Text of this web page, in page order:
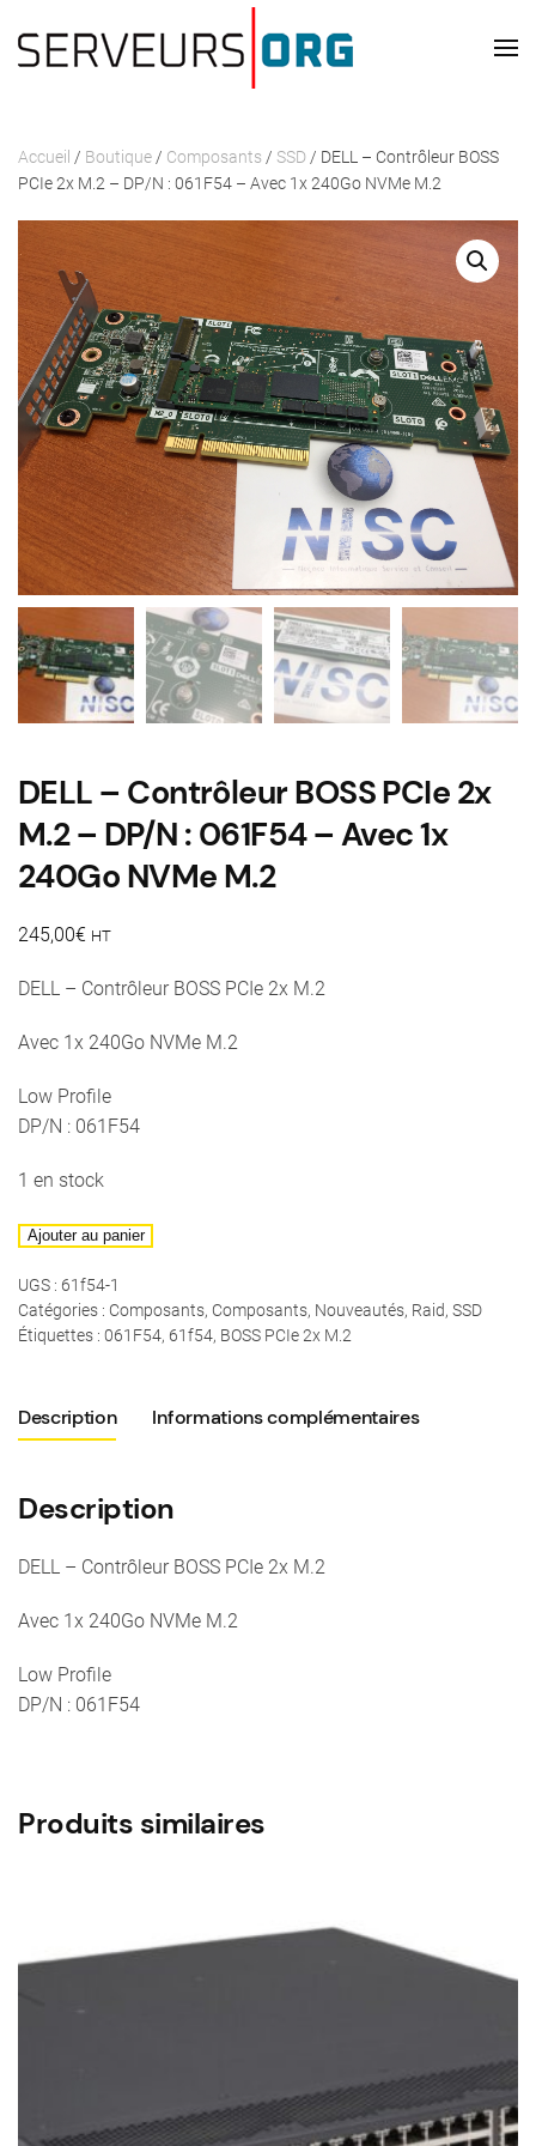
Skip to main content
Accueil / Boutique / Composants / SSD / DELL – Contrôleur BOSS
PCIe 2x M.2 – DP/N : 061F54 – Avec 1x 240Go NVMe M.2
DELL – Contrôleur BOSS PCIe 2x
M.2 – DP/N : 061F54 – Avec 1x
240Go NVMe M.2
245,00€ HT
DELL – Contrôleur BOSS PCIe 2x M.2
Avec 1x 240Go NVMe M.2
Low Profile
DP/N : 061F54
1 en stock
quantité
DELL
-
PCIe
2x
-
:
-
1x
240Go
Ajouter au panier
UGS : 61f54-1
Catégories : Composants, Composants, Nouveautés, Raid, SSD
Étiquettes : 061F54, 61f54, BOSS PCIe 2x M.2
Description Informations complémentaires
Description
DELL – Contrôleur BOSS PCIe 2x M.2
Avec 1x 240Go NVMe M.2
Low Profile
DP/N : 061F54
Produits similaires